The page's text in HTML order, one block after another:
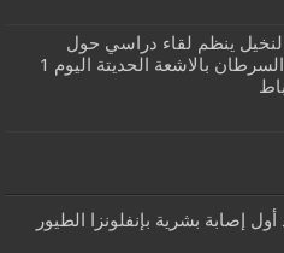
ينظم لقاء دراسي حول
مستجدات علاج السرطان بالاشعة الحديتة اليوم 1
إصابة بشرية بإنفلونزا الطيور